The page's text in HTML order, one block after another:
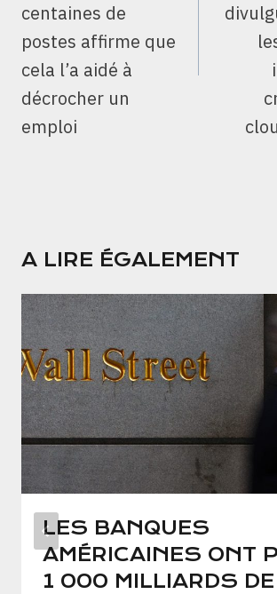
centaines de
postes affirme que
cela l’a aidé à
décrocher un
emploi
A LIRE ÉGALEMENT
LES BANQUES
AMÉRICAINES ONT
1 000 MILLIARDS DE